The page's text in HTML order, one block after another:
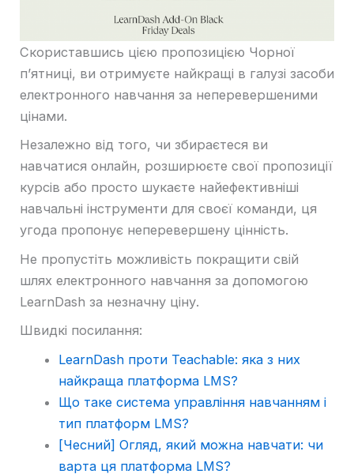
Скориставшись цією пропозицією Чорної
п’ятниці, ви отримуєте найкращі в галузі засоби
електронного навчання за неперевершеними
цінами.
Незалежно від того, чи збираєтеся ви
навчатися онлайн, розширюєте свої пропозиції
курсів або просто шукаєте найефективніші
навчальні інструменти для своєї команди, ця
угода пропонує неперевершену цінність.
Не пропустіть можливість покращити свій
шлях електронного навчання за допомогою
LearnDash за незначну ціну.
Швидкі посилання:
LearnDash проти Teachable: яка з них
найкраща платформа LMS?
Що таке система управління навчанням і
тип платформ LMS?
[Чесний] Огляд, який можна навчати: чи
варта ця платформа LMS?